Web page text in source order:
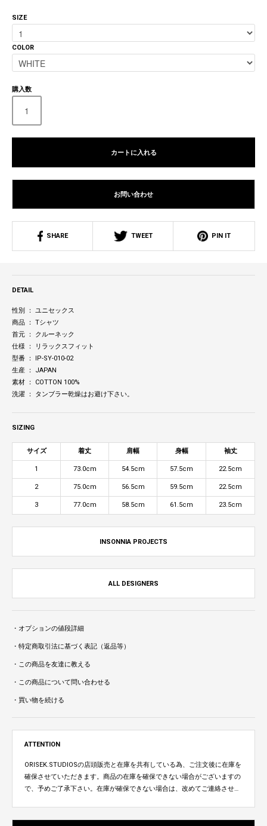
SIZE
COLOR
購入数
カートに入れる
お問い合わせ
SHARE TWEET PIN IT
DETAIL
性別 ： ユニセックス
商品 ： Tシャツ
首元 ： クルーネック
仕様 ： リラックスフィット
型番 ： IP-SY-010-02
生産 ： JAPAN
素材 ： COTTON 100%
洗濯 ： タンブラー乾燥はお避け下さい。
SIZING
サイズ 着丈 肩幅 身幅 袖丈
1 73.0cm 54.5cm 57.5cm 22.5cm
2 75.0cm 56.5cm 59.5cm 22.5cm
3 77.0cm 58.5cm 61.5cm 23.5cm
INSONNIA PROJECTS
ALL DESIGNERS
・オプションの値段詳細
・特定商取引法に基づく表記（返品等）
・この商品を友達に教える
・この商品について問い合わせる
・買い物を続ける
ATTENTION
ORISEK.STUDIOSの店頭販売と在庫を共有している為、ご注文後に在庫を
確保させていただきます。商品の在庫を確保できない場合がございますの
で、予めご了承下さい。在庫が確保できない場合は、改めてご連絡させて